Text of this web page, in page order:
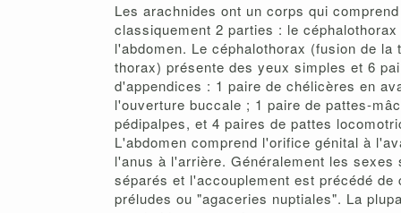
Les arachnides ont un corps qui comprend
classiquement 2 parties : le céphalothorax
l'abdomen. Le céphalothorax (fusion de la
thorax) présente des yeux simples et 6
d'appendices : 1 paire de chélicères en
l'ouverture buccale ; 1 paire de pattes-
pédipalpes, et 4 paires de pattes
L'abdomen comprend l'orifice génital à
l'anus à l'arrière. Généralement les sexes
séparés et l'accouplement est précédé de
préludes ou "agaceries nuptiales". La